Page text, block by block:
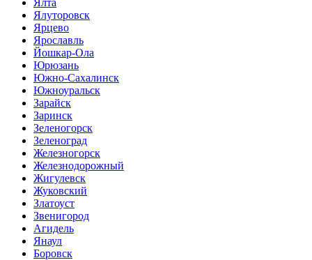
Ялуторовск
Ярцево
Ярославль
Йошкар-Ола
Юрюзань
Южно-Сахалинск
Южноуральск
Зарайск
Заринск
Зеленогорск
Зеленоград
Железногорск
Железнодорожный
Жигулевск
Жуковский
Златоуст
Звенигород
Агидель
Янаул
Боровск